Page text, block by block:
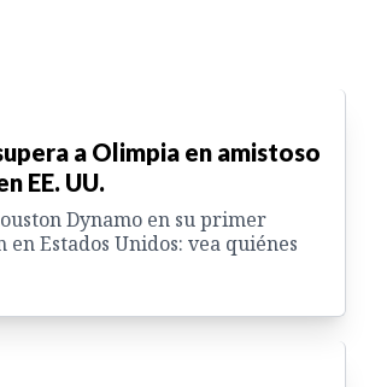
a Olimpia en amistoso
EE. UU.
Dynamo en su primer
Estados Unidos: vea quiénes